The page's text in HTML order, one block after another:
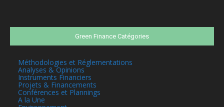
Green Finance Catégories
Méthodologies et Réglementations
Analyses & Opinions
Instruments Financiers
Projets & Financements
Conférences et Plannings
A la Une